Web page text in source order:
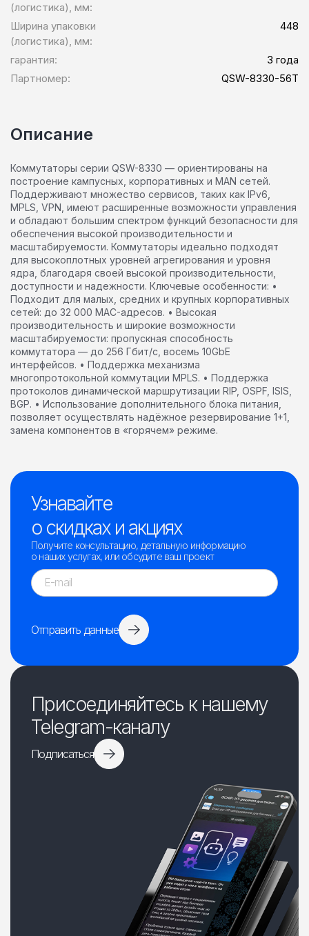
(логистика), мм:
Ширина упаковки
(логистика), мм:
448
гарантия:
3 года
Партномер:
QSW-8330-56T
Описание
Коммутаторы серии QSW-8330 — ориентированы на
построение кампусных, корпоративных и MAN сетей.
Поддерживают множество сервисов, таких как IPv6,
MPLS, VPN, имеют расширенные возможности управления
и обладают большим спектром функций безопасности для
обеспечения высокой производительности и
масштабируемости. Коммутаторы идеально подходят
для высокоплотных уровней агрегирования и уровня
ядра, благодаря своей высокой производительности,
доступности и надежности. Ключевые особенности: •
Подходит для малых, средних и крупных корпоративных
сетей: до 32 000 MAC-адресов. • Высокая
производительность и широкие возможности
масштабируемости: пропускная способность
коммутатора — до 256 Гбит/c, восемь 10GbE
интерфейсов. • Поддержка механизма
многопротокольной коммутации MPLS. • Поддержка
протоколов динамической маршрутизации RIP, OSPF, ISIS,
BGP. • Использование дополнительного блока питания,
позволяет осуществлять надёжное резервирование 1+1,
замена компонентов в «горячем» режиме.
Узнавайте
о скидках и акциях
Получите консультацию, детальную информацию
о наших услугах, или обсудите ваш проект
Отправить данные
Присоединяйтесь к нашему
Telegram-каналу
Подписаться